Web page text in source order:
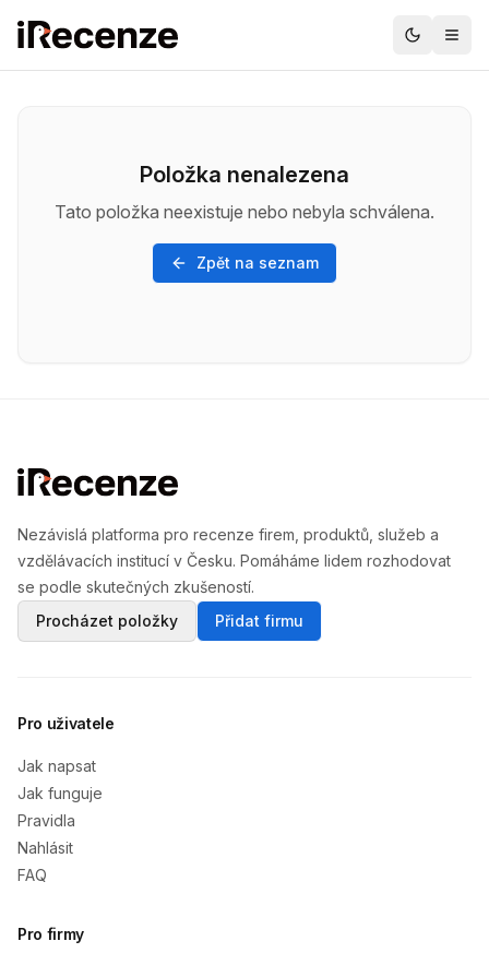
Položka nenalezena
Tato položka neexistuje nebo nebyla schválena.
Zpět na seznam
Nezávislá platforma pro recenze firem, produktů, služeb a
vzdělávacích institucí v Česku. Pomáháme lidem rozhodovat
se podle skutečných zkušeností.
Procházet položky
Přidat firmu
Pro uživatele
Jak napsat
Jak funguje
Pravidla
Nahlásit
FAQ
Pro firmy